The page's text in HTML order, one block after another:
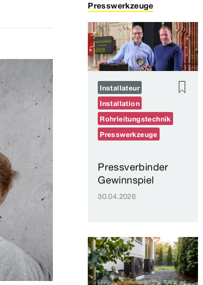
Presswerkzeuge
Pressverbinder
Gewinnspiel
30.04.2026
Installateur
Installation
Rohrleitungstechnik
Presswerkzeuge